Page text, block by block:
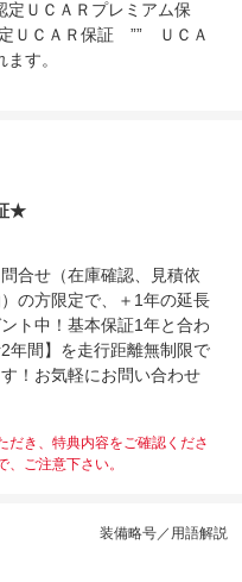
ＵＣＡＲプレミアム保
ＵＣＡＲ保証 ”” ＵＣＡ
す。
★
合せ（在庫確認、見積依
の方限定で、＋1年の延長
ト中！基本保証1年と合わ
年間】を走行距離無制限で
！お気軽にお問い合わせ
き、特典内容をご確認くださ
ご注意下さい。
装備略号／用語解説